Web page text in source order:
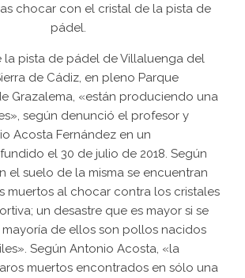
chocar con el cristal de la pista de
pádel.
la pista de pádel de Villaluenga del
de Cádiz, en pleno Parque
Grazalema, «están produciendo una
según denunció el profesor y
Acosta Fernández en un
el 30 de julio de 2018. Según
el suelo de la misma se encuentran
muertos al chocar contra los cristales
un desastre que es mayor si se
de ellos son pollos nacidos
Según Antonio Acosta, «la
muertos encontrados en sólo una